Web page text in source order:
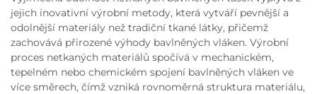
jejich inovativní výrobní metody, která vytváří pevnější a
odolnější materiály než tradiční tkané látky, přičemž
zachovává přirozené výhody bavlněných vláken. Výrobní
proces netkaných materiálů spočívá v mechanickém,
tepelném nebo chemickém spojení bavlněných vláken ve
více směrech, čímž vzniká rovnoměrná struktura materiálu,